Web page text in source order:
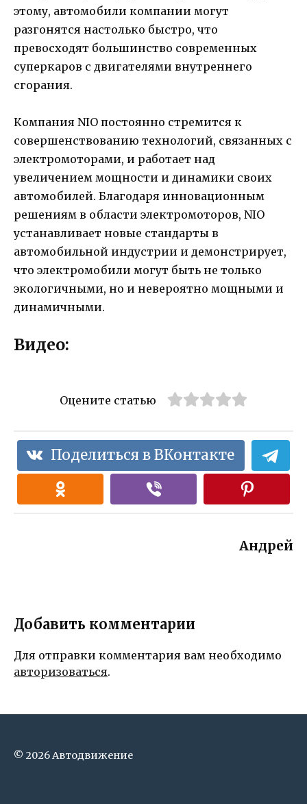
этому, автомобили компании могут
разгонятся настолько быстро, что
превосходят большинство современных
суперкаров с двигателями внутреннего
сгорания.
Компания NIO постоянно стремится к
совершенствованию технологий, связанных с
электромоторами, и работает над
увеличением мощности и динамики своих
автомобилей. Благодаря инновационным
решениям в области электромоторов, NIO
устанавливает новые стандарты в
автомобильной индустрии и демонстрирует,
что электромобили могут быть не только
экологичными, но и невероятно мощными и
динамичными.
Видео:
Оцените статью
Поделиться в ВКонтакте
Андрей
Добавить комментарии
Для отправки комментария вам необходимо
авторизоваться.
© 2026 Автодвижение